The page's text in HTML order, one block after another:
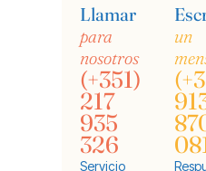
Llamar
para
nosotros
(+351)
217
935
326
Servicio
un